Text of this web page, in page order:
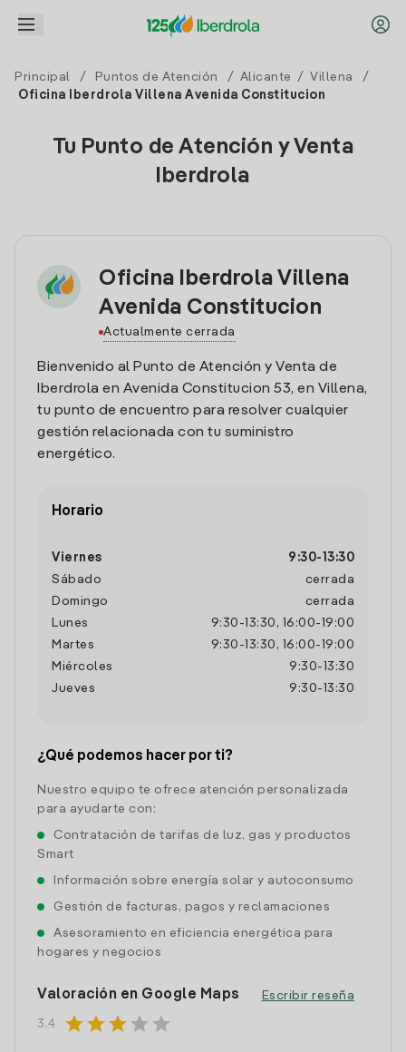
Principal / Puntos de Atención / Alicante / Villena
/
Oficina Iberdrola Villena Avenida Constitucion
Tu Punto de Atención y Venta
Iberdrola
Oficina Iberdrola Villena
Avenida Constitucion
Actualmente cerrada
Bienvenido al Punto de Atención y Venta de
Iberdrola en Avenida Constitucion 53, en Villena,
tu punto de encuentro para resolver cualquier
gestión relacionada con tu suministro
energético.
Horario
Viernes 9:30- 13:30
Sábado
cerrada
Domingo
cerrada
Lunes
9:30 - 13:30 , 16:00- 19:00
Martes
9:30 - 13:30 , 16:00- 19:00
Miércoles
9:30- 13:30
Jueves
9:30- 13:30
¿Qué podemos hacer por ti?
Nuestro equipo te ofrece atención personalizada
para ayudarte con:
Contratación de tarifas de luz, gas y productos
Smart
Información sobre energía solar y autoconsumo
Gestión de facturas, pagos y reclamaciones
Asesoramiento en eficiencia energética para
hogares y negocios
Valoración en Google Maps
3.4 starstarstar star star
Escribir reseña